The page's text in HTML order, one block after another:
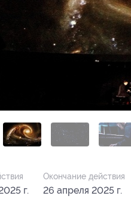
г.
Окончание действия
26 апреля 2025 г.